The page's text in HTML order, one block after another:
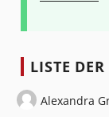
LISTE
Alexandra